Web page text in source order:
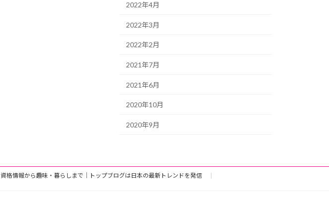
2022年4月
2022年3月
2022年2月
2021年7月
2021年6月
2020年10月
2020年9月
資格情報から趣味・暮らしまで｜トップブログは日本の最新トレンドを発信